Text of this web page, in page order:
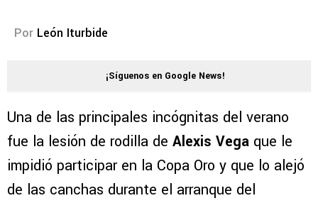
Por León Iturbide
¡Síguenos en Google News!
Una de las principales incógnitas del verano
fue la lesión de rodilla de Alexis Vega que le
impidió participar en la Copa Oro y que lo alejó
de las canchas durante el arranque del